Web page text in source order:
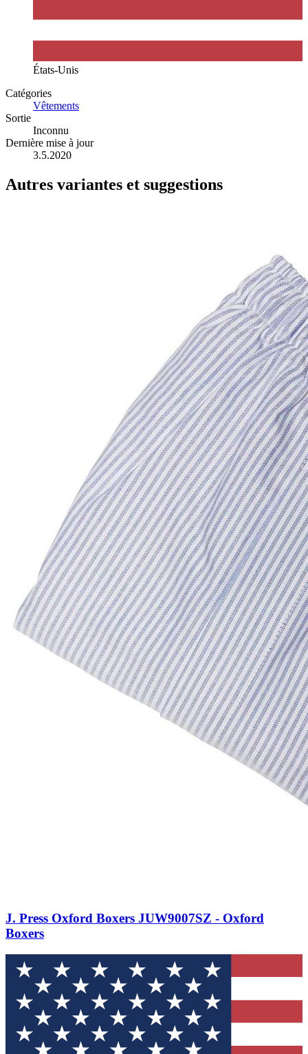
États-Unis
Catégories
Vêtements
Sortie
Inconnu
Dernière mise à jour
3.5.2020
Autres variantes et suggestions
J. Press Oxford Boxers JUW9007SZ - Oxford
Boxers